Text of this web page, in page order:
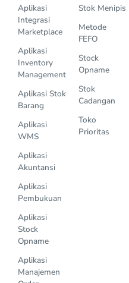
Aplikasi
Integrasi
Marketplace
Aplikasi
Inventory
Management
Aplikasi Stok
Barang
Aplikasi
WMS
Aplikasi
Akuntansi
Aplikasi
Pembukuan
Aplikasi
Stock
Opname
Aplikasi
Manajemen
Stok Menipis
Metode
FEFO
Stock
Opname
Stok
Cadangan
Toko
Prioritas